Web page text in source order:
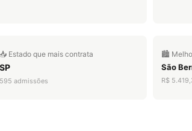
📥 Estado que mais contrata
SP
595 admissões
🏙️
São
R$